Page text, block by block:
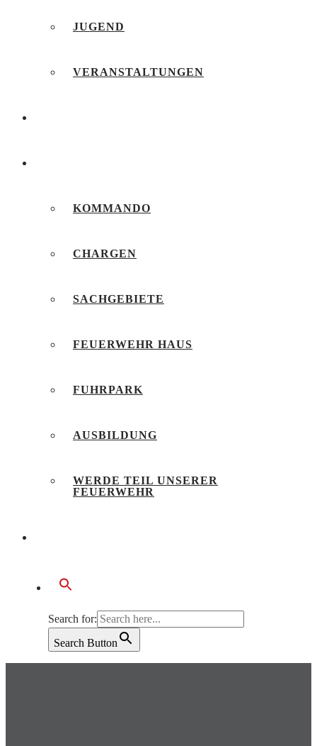
JUGEND
VERANSTALTUNGEN
KOMMANDO
CHARGEN
SACHGEBIETE
FEUERWEHR HAUS
FUHRPARK
AUSBILDUNG
WERDE TEIL UNSERER
FEUERWEHR
Search for:
Search Button